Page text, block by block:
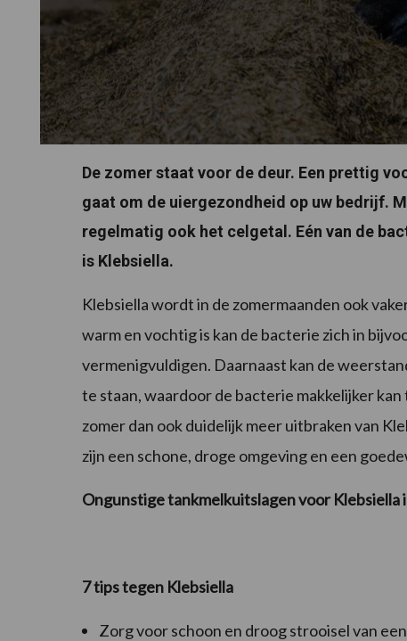
De zomer staat voor de deur. Een prettig
gaat om de uiergezondheid op uw bedrijf.
regelmatig ook het celgetal. Eén van de
is Klebsiella.
Klebsiella wordt in de zomermaanden ook
warm en vochtig is kan de bacterie zich in
vermenigvuldigen. Daarnaast kan de
te staan, waardoor de bacterie makkelijker
zomer dan ook duidelijk meer uitbraken van
zijn een schone, droge omgeving en een
Ongunstige tankmelkuitslagen voor Klebsiella
7 tips tegen Klebsiella
Zorg voor schoon en droog strooisel van